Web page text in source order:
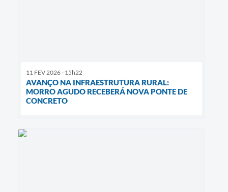
11 FEV 2026 - 15h22
AVANÇO NA INFRAESTRUTURA RURAL:
MORRO AGUDO RECEBERÁ NOVA PONTE DE
CONCRETO